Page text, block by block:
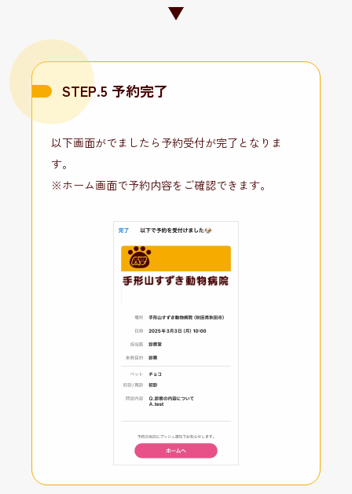
STEP.5 予約完了
以下画面がでましたら予約受付が完了となりま
す。
※ホーム画面で予約内容をご確認できます。